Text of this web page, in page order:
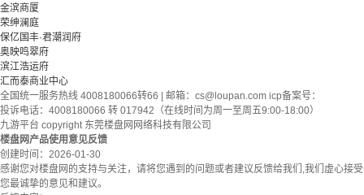
金滨商厦
荣绅澜庭
保亿国丰·君潮润府
奥映鸣翠府
滨江浩运府
汇而泰商业中心
全国统一服务热线 4008180066转66 | 邮箱： cs@loupan.com icp备案号：
投诉电话：4008180066 转 017942（在线时间为周一至周五9:00-18:00）
九游平台 copyright 东莞楼盘网网络科技有限公司
楼盘网产品使用意见反馈
创建时间： 2026-01-30
感谢您对楼盘网的支持与关注，请将您遇到的问题或者建议反馈给我们,我们虚心接受
您最诚挚的意见和建议。